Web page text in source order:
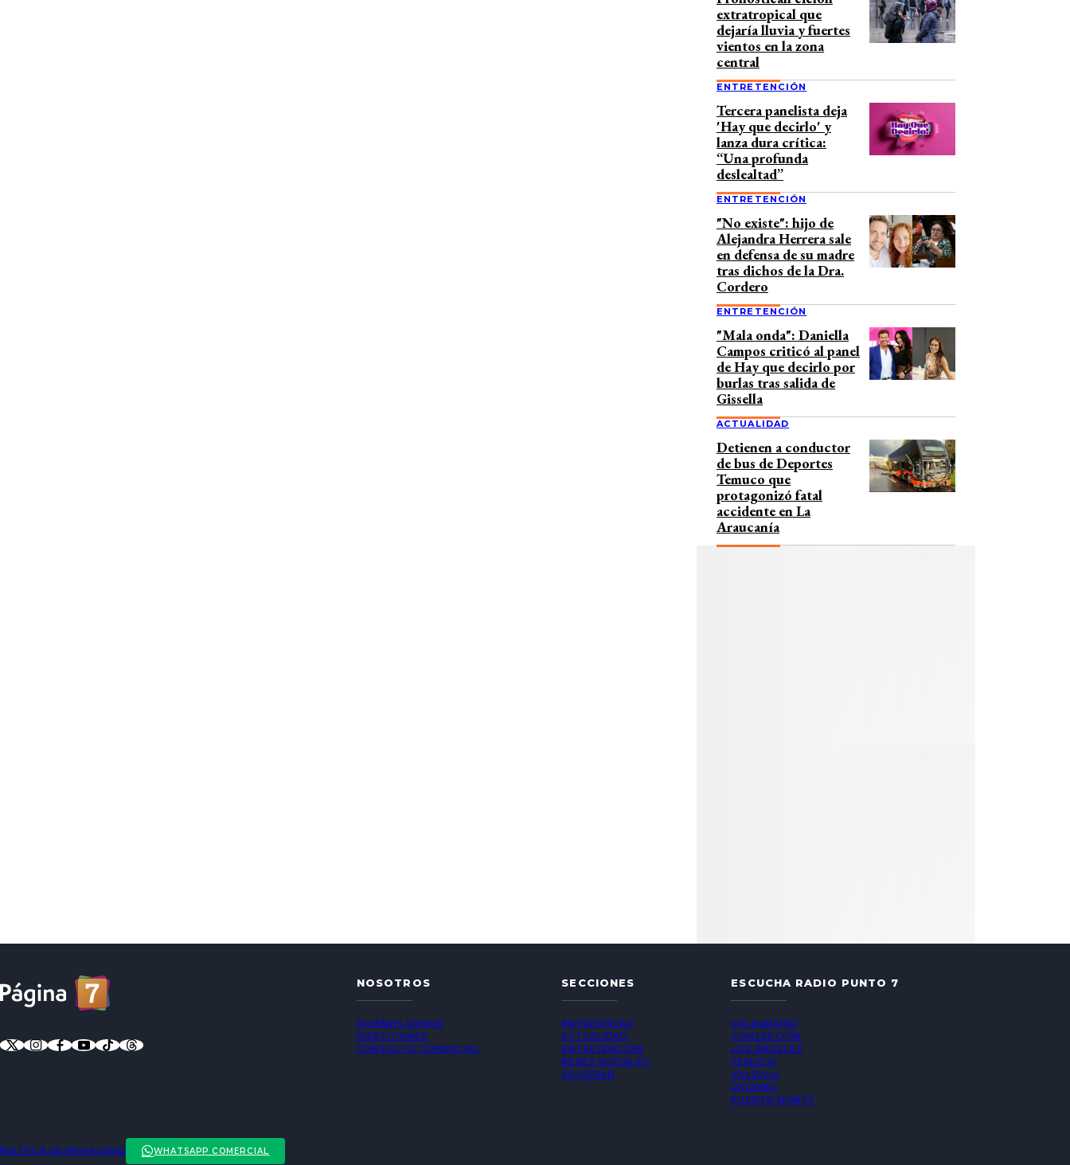
extratropical que
dejaría lluvia y fuertes
vientos en la zona
central
ENTRETENCIÓN
Tercera panelista deja
'Hay que decirlo' y
lanza dura crítica:
“Una profunda
deslealtad”
ENTRETENCIÓN
"No existe": hijo de
Alejandra Herrera sale
en defensa de su madre
tras dichos de la Dra.
Cordero
ENTRETENCIÓN
"Mala onda": Daniella
Campos criticó al panel
de Hay que decirlo por
burlas tras salida de
Gissella
ACTUALIDAD
Detienen a conductor
de bus de Deportes
Temuco que
protagonizó fatal
accidente en La
Araucanía
NOSOTROS
QUIÉNES SOMOS
DIRECCIONES
CONTACTO COMERCIAL
SECCIONES
ENTREVISTAS
ACTUALIDAD
ENTRETENCIÓN
REDES SOCIALES
SOCIEDAD
ESCUCHA RADIO PUNTO 7
VALPARAÍSO
CONCEPCIÓN
LOS ÁNGELES
TEMUCO
VALDIVIA
OSORNO
PUERTO MONTT
POLÍTICA DE PRIVACIDAD WHATSAPP COMERCIAL